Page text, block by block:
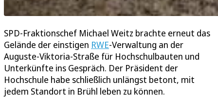
SPD-Fraktionschef Michael Weitz brachte erneut das
Gelände der einstigen RWE-Verwaltung an der
Auguste-Viktoria-Straße für Hochschulbauten und
Unterkünfte ins Gespräch. Der Präsident der
Hochschule habe schließlich unlängst betont, mit
jedem Standort in Brühl leben zu können.